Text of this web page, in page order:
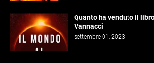
Quanto ha venduto il
Vannacci
settembre 01, 2023